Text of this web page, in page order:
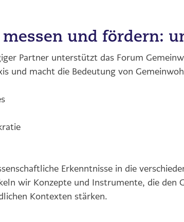
und fördern:
Partner unterstützt das Forum
und macht die Bedeutung von
Erkenntnisse in die
wir Konzepte und Instrumente, die den
Kontexten stärken.